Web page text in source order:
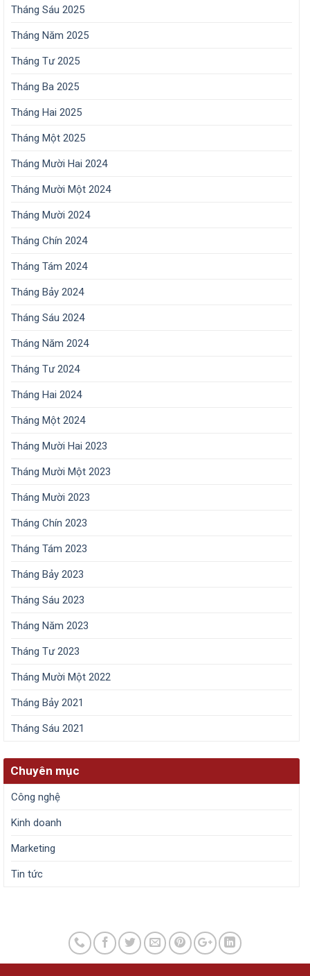
Tháng Sáu 2025
Tháng Năm 2025
Tháng Tư 2025
Tháng Ba 2025
Tháng Hai 2025
Tháng Một 2025
Tháng Mười Hai 2024
Tháng Mười Một 2024
Tháng Mười 2024
Tháng Chín 2024
Tháng Tám 2024
Tháng Bảy 2024
Tháng Sáu 2024
Tháng Năm 2024
Tháng Tư 2024
Tháng Hai 2024
Tháng Một 2024
Tháng Mười Hai 2023
Tháng Mười Một 2023
Tháng Mười 2023
Tháng Chín 2023
Tháng Tám 2023
Tháng Bảy 2023
Tháng Sáu 2023
Tháng Năm 2023
Tháng Tư 2023
Tháng Mười Một 2022
Tháng Bảy 2021
Tháng Sáu 2021
Chuyên mục
Công nghệ
Kinh doanh
Marketing
Tin tức